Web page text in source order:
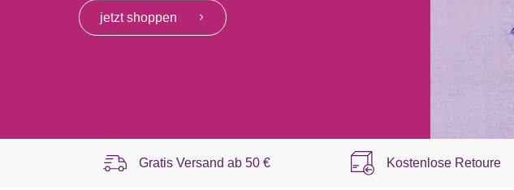
jetzt shoppen
Gratis Versand ab 50 € Kostenlose Retoure